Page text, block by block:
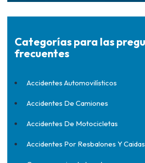
Categorías para las
frecuentes
Accidentes Automovilísticos
Accidentes De Camiones
Accidentes De Motocicletas
Accidentes Por Resbalones Y Caidas